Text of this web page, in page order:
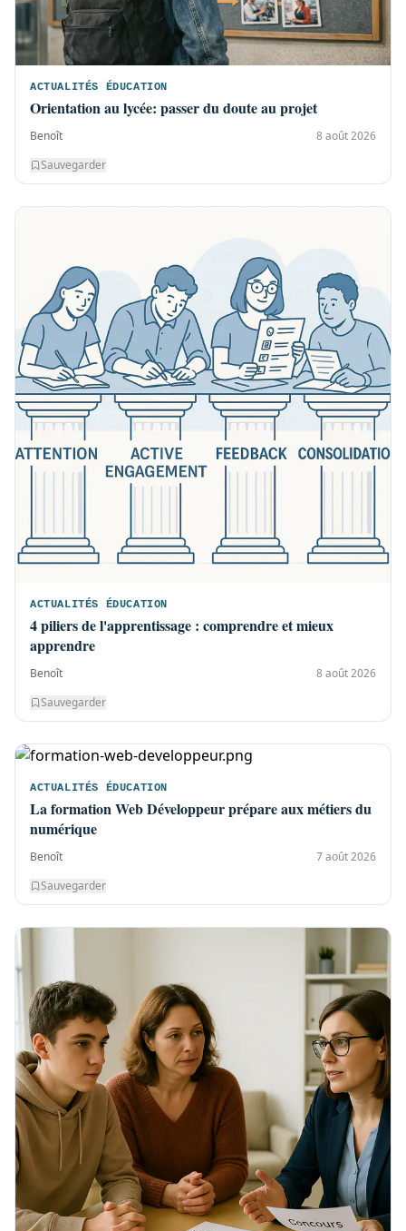
ACTUALITÉS ÉDUCATION
Orientation au lycée: passer du doute au projet
Benoît
8 août 2026
Sauvegarder
ACTUALITÉS ÉDUCATION
4 piliers de l'apprentissage : comprendre et mieux
apprendre
Benoît
8 août 2026
Sauvegarder
ACTUALITÉS ÉDUCATION
La formation Web Développeur prépare aux métiers du
numérique
Benoît
7 août 2026
Sauvegarder